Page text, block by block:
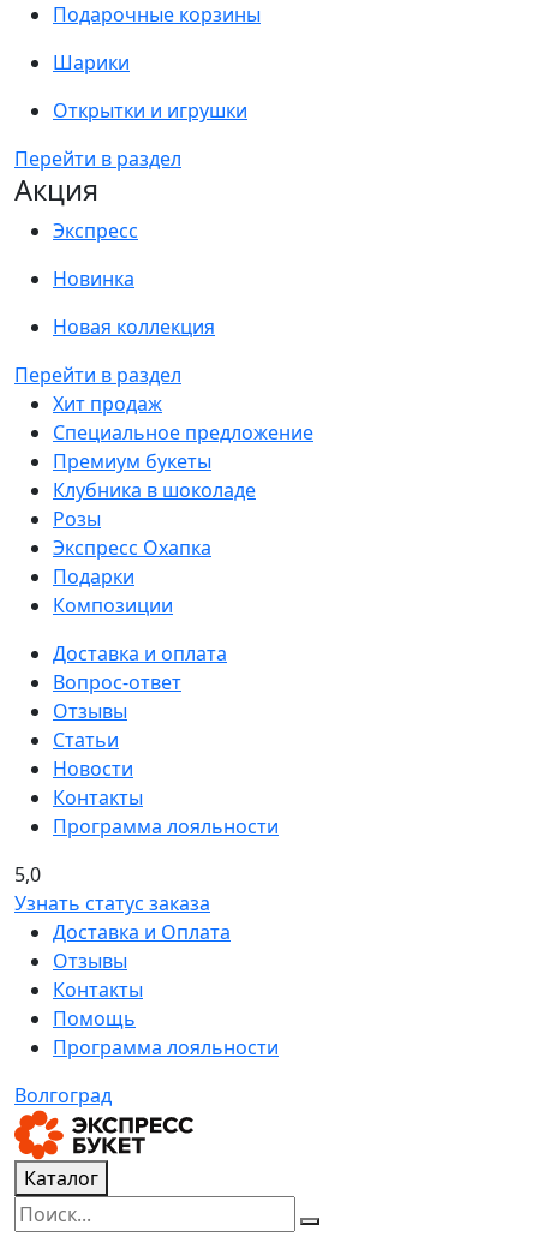
Подарочные корзины
Шарики
Открытки и игрушки
Перейти в раздел
Акция
Экспресс
Новинка
Новая коллекция
Перейти в раздел
Хит продаж
Специальное предложение
Премиум букеты
Клубника в шоколаде
Розы
Экспресс Охапка
Подарки
Композиции
Доставка и оплата
Вопрос-ответ
Отзывы
Статьи
Новости
Контакты
Программа лояльности
5,0
Узнать статус заказа
Доставка и Оплата
Отзывы
Контакты
Помощь
Программа лояльности
Волгоград
Каталог